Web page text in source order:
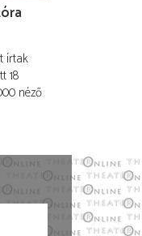
írtak
18
néző